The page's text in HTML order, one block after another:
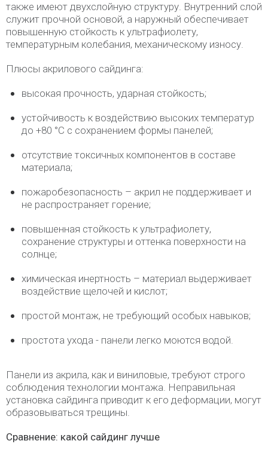
также имеют двухслойную структуру. Внутренний слой
служит прочной основой, а наружный обеспечивает
повышенную стойкость к ультрафиолету,
температурным колебания, механическому износу.
Плюсы акрилового сайдинга:
высокая прочность, ударная стойкость;
устойчивость к воздействию высоких температур
до +80 °C с сохранением формы панелей;
отсутствие токсичных компонентов в составе
материала;
пожаробезопасность – акрил не поддерживает и
не распространяет горение;
повышенная стойкость к ультрафиолету,
сохранение структуры и оттенка поверхности на
солнце;
химическая инертность – материал выдерживает
воздействие щелочей и кислот;
простой монтаж, не требующий особых навыков;
простота ухода - панели легко моются водой.
Панели из акрила, как и виниловые, требуют строго
соблюдения технологии монтажа. Неправильная
установка сайдинга приводит к его деформации, могут
образовываться трещины.
Сравнение: какой сайдинг лучше